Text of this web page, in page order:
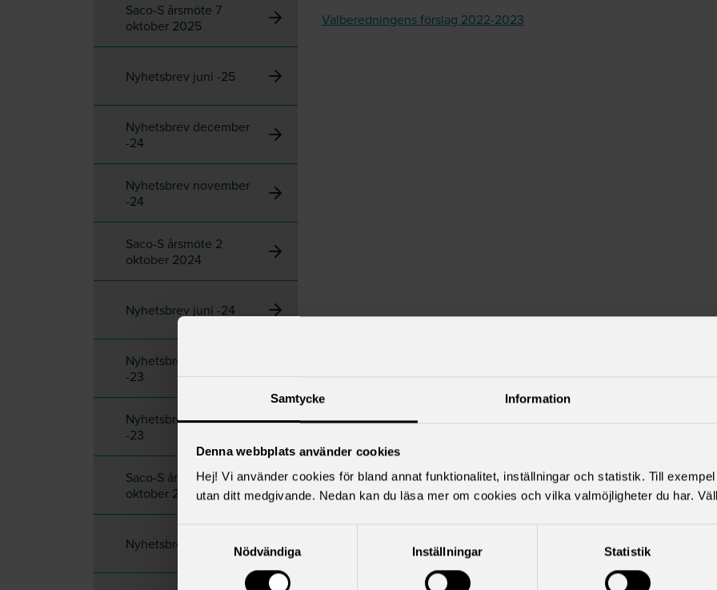
Samtycke Information
Denna webbplats använder cookies
Hej! Vi använder cookies för bland annat funktionalitet, inställningar och statistik. Till
utan ditt medgivande. Nedan kan du läsa mer om cookies och vilka valmöjligheter du har.
Nödvändiga
Inställningar Statistik
Saco-S årsmöte 7
oktober 2025
Nyhetsbrev juni -25
Nyhetsbrev december
-24
Nyhetsbrev november
-24
Saco-S årsmöte 2
oktober 2024
Nyhetsbrev juni -24
Nyhetsbrev december
-23
Nyhetsbrev november
-23
Saco-S årsmöte 4
oktober 2023
Nyhetsbrev juni -23
Valberedningens förslag 2022-2023